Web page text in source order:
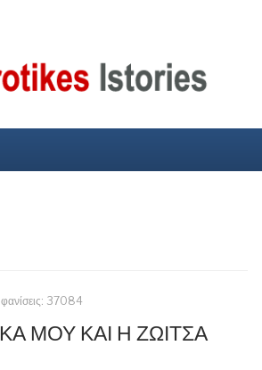
37084
ΜΟΥ ΚΑΙ Η ΖΩΙΤΣΑ